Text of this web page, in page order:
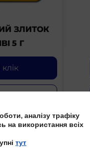
ЗЛИТОК
5 Г
клік
аналізу трафіку
на використання всіх
тут